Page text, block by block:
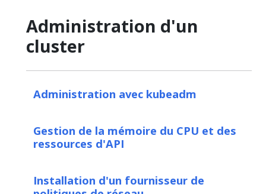
Administration d'un
cluster
Administration avec kubeadm
Gestion de la mémoire du CPU et des
ressources d'API
Installation d'un fournisseur de